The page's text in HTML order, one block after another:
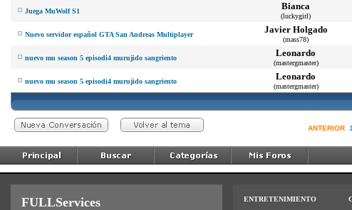
Juega MuWolf S1 Bianca
(luckygirl)
Nuevo servidor español GTA San Andreas Multiplayer Javier Holgado
(mass78)
nuevo mu season 5 episodi4 murujido sangriento Leonardo
(mastergmaster)
nuevo mu season 5 episodi4 murujido sangriento Leonardo
(mastergmaster)
ANTERIOR 1
FULLServices ENTRETENIMIENTO